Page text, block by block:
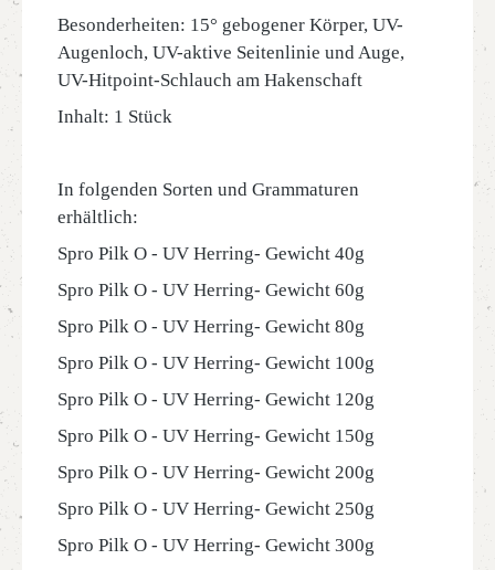
Besonderheiten: 15° gebogener Körper, UV-
Augenloch, UV-aktive Seitenlinie und Auge,
UV-Hitpoint-Schlauch am Hakenschaft
Inhalt: 1 Stück
In folgenden Sorten und Grammaturen
erhältlich:
Spro Pilk O - UV Herring- Gewicht 40g
Spro Pilk O - UV Herring- Gewicht 60g
Spro Pilk O - UV Herring- Gewicht 80g
Spro Pilk O - UV Herring- Gewicht 100g
Spro Pilk O - UV Herring- Gewicht 120g
Spro Pilk O - UV Herring- Gewicht 150g
Spro Pilk O - UV Herring- Gewicht 200g
Spro Pilk O - UV Herring- Gewicht 250g
Spro Pilk O - UV Herring- Gewicht 300g